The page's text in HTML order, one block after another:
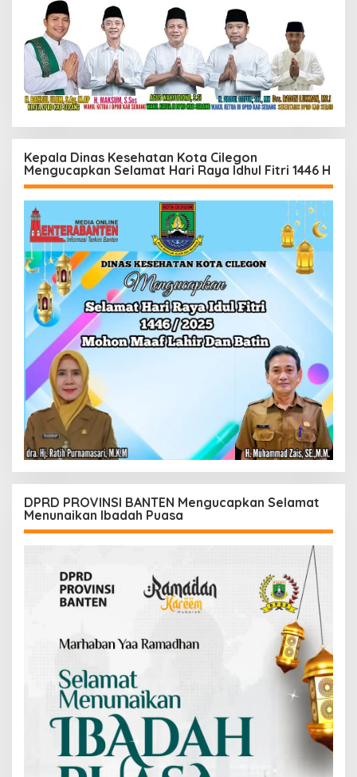
Kepala Dinas Kesehatan Kota Cilegon
Mengucapkan Selamat Hari Raya Idhul Fitri 1446 H
DPRD PROVINSI BANTEN Mengucapkan Selamat
Menunaikan Ibadah Puasa